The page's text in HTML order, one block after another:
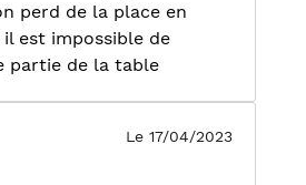
perd de la place en
est impossible de
partie de la table
Le 17/04/2023